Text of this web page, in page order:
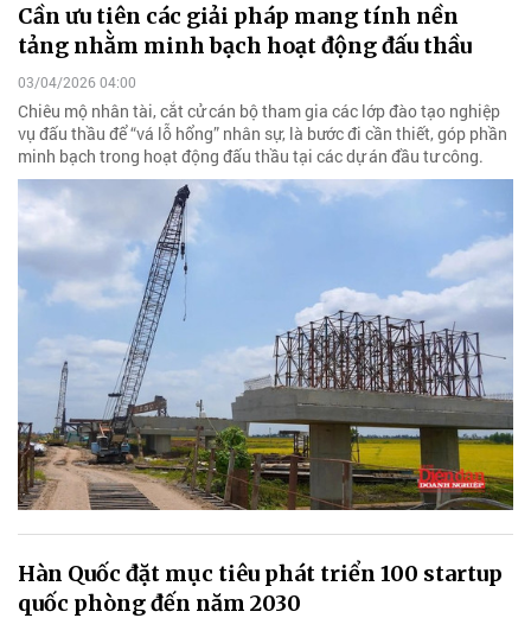
Cần ưu tiên các giải pháp mang tính nền
tảng nhằm minh bạch hoạt động đấu thầu
03/04/2026 04:00
Chiêu mộ nhân tài, cắt cử cán bộ tham gia các lớp đào tạo nghiệp
vụ đấu thầu để “vá lỗ hổng” nhân sự, là bước đi cần thiết, góp phần
minh bạch trong hoạt động đấu thầu tại các dự án đầu tư công.
Hàn Quốc đặt mục tiêu phát triển 100 startup
quốc phòng đến năm 2030